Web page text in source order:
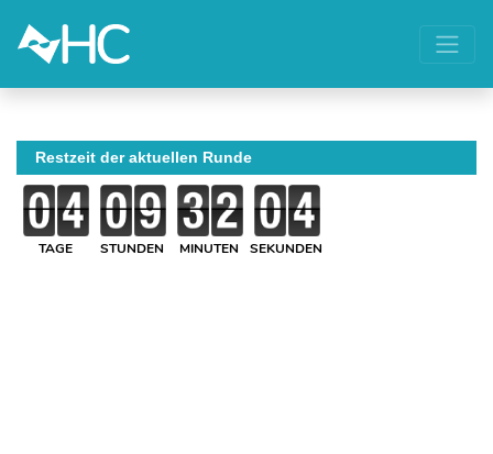
Restzeit der aktuellen Runde
TAGE STUNDEN MINUTEN SEKUNDEN